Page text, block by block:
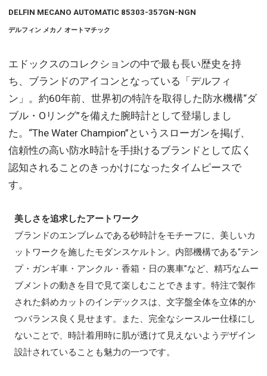
DELFIN MECANO AUTOMATIC 85303-357GN-NGN
デルフィン メカノ オートマチック
エドックスのコレクションの中で最も長い歴史を持
ち、ブランドのアイコンとなっている「デルフィ
ン」。約60年前、世界初の特許を取得した防水機構“ダ
ブル・Oリング”を備えた腕時計として登場しまし
た。“The Water Champion”というスローガンを掲げ、
信頼性の高い防水時計を手掛けるブランドとして広く
認知されることのきっかけになったタイムピースで
す。
美しさを追求したアートワーク
ブランドのエンブレムである砂時計をモチーフに、美しいカ
ットワークを施したモダンスケルトン。内部機構である“テン
プ・ガンギ車・アンクル・香箱・日の裏車”など、精巧なムー
ブメントの動きを目で見て楽しむことできます。特注で製作
された斜めカットのインデックスは、文字盤全体を立体的か
つバランス良く見せます。また、完全なシースルー仕様にし
ないことで、時計着用時に肌が透けて見えないようデザイン
設計されていることも魅力の一つです。